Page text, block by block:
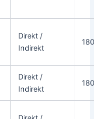
Direkt /
Indirekt
Direkt /
Indirekt